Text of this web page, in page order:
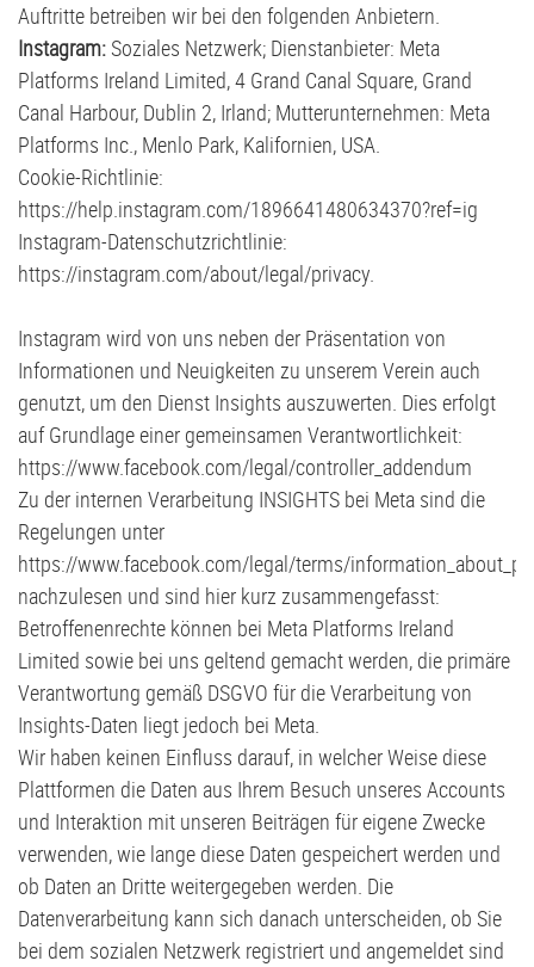
Auftritte betreiben wir bei den folgenden Anbietern.
Instagram: Soziales Netzwerk; Dienstanbieter: Meta
Platforms Ireland Limited, 4 Grand Canal Square, Grand
Canal Harbour, Dublin 2, Irland; Mutterunternehmen: Meta
Platforms Inc., Menlo Park, Kalifornien, USA.
Cookie-Richtlinie:
https://help.instagram.com/1896641480634370?ref=ig
Instagram-Datenschutzrichtlinie:
https://instagram.com/about/legal/privacy.
Instagram wird von uns neben der Präsentation von
Informationen und Neuigkeiten zu unserem Verein auch
genutzt, um den Dienst Insights auszuwerten. Dies erfolgt
auf Grundlage einer gemeinsamen Verantwortlichkeit:
https://www.facebook.com/legal/controller_addendum
Zu der internen Verarbeitung INSIGHTS bei Meta sind die
Regelungen unter
https://www.facebook.com/legal/terms/
nachzulesen und sind hier kurz zusammengefasst:
Betroffenenrechte können bei Meta Platforms Ireland
Limited sowie bei uns geltend gemacht werden, die primäre
Verantwortung gemäß DSGVO für die Verarbeitung von
Insights-Daten liegt jedoch bei Meta.
Wir haben keinen Einfluss darauf, in welcher Weise diese
Plattformen die Daten aus Ihrem Besuch unseres Accounts
und Interaktion mit unseren Beiträgen für eigene Zwecke
verwenden, wie lange diese Daten gespeichert werden und
ob Daten an Dritte weitergegeben werden. Die
Datenverarbeitung kann sich danach unterscheiden, ob Sie
bei dem sozialen Netzwerk registriert und angemeldet sind